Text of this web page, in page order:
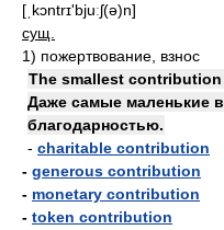
[ˌkɔntrɪ'bjuːʃ(ə)n]
сущ.
1) пожертвование, взнос
The smallest
Даже самые маленькие
благодарностью.
- charitable contribution
- generous contribution
- monetary contribution
- token contribution